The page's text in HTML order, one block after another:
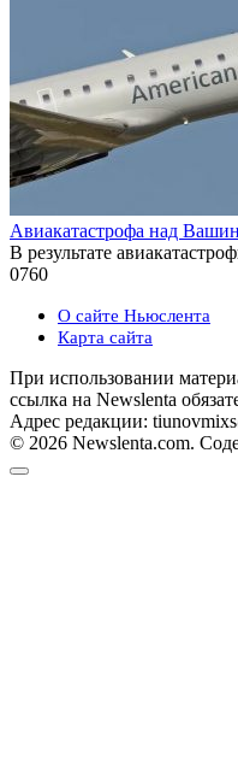
Авиакатастрофа над
В результате
0760
О сайте Ньюслента
Карта сайта
При использовании
ссылка на Newslenta
Адрес редакции:
© 2026 Newslenta.com.